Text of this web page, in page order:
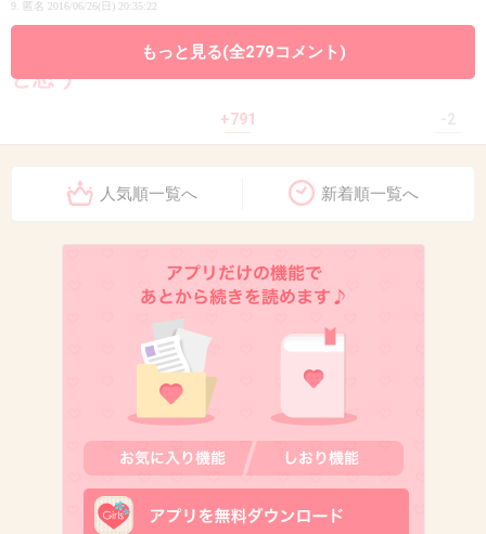
9. 匿名 2016/06/26(日) 20:35:22
グループに迷惑かけなければなにやろうがいい
と思う
+791
2016/06/26(日) 20:35:43
ラブライバーとかいう奴等は
SNSに芸能人の写真を無断で盗撮して
載せるような奴等なんだなってわかったわ
2016/06/26(日) 20:35:48
オタっぷり凄かったもんね。アイドルがイベン
ト参加してあれだけはじけてたら流石に自粛命
もっと見る(全279コメント)
人気順一覧へ 新着順一覧へ